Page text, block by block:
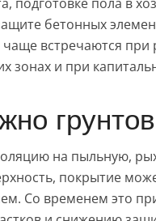
бетонных
встречаются при
зонах и при
на пыльную,
покрытие
Со временем это